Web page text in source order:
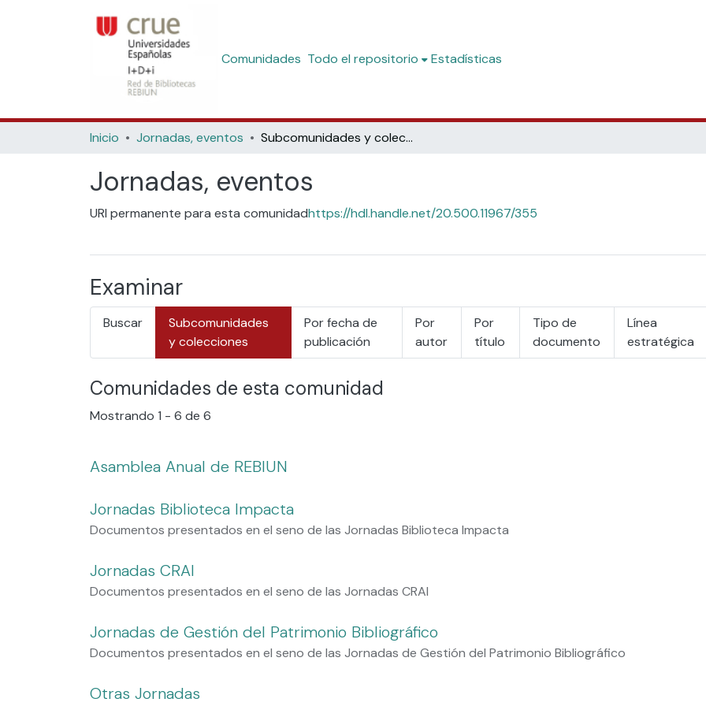
Comunidades Todo el repositorio Estadísticas
Inicio Jornadas, eventos Subcomunidades y colecciones
Jornadas, eventos
URI permanente para esta comunidadhttps://hdl.handle.net/20.500.11967/355
Examinar
Buscar
Subcomunidades
y colecciones
Por fecha de
publicación
Por
autor
Por
título
Tipo de
documento
Línea
estratégica
Comunidades de esta comunidad
Mostrando 1 - 6 de 6
Asamblea Anual de REBIUN
Jornadas Biblioteca Impacta
Documentos presentados en el seno de las Jornadas Biblioteca Impacta
Jornadas CRAI
Documentos presentados en el seno de las Jornadas CRAI
Jornadas de Gestión del Patrimonio Bibliográfico
Documentos presentados en el seno de las Jornadas de Gestión del Patrimonio Bibliográfico
Otras Jornadas